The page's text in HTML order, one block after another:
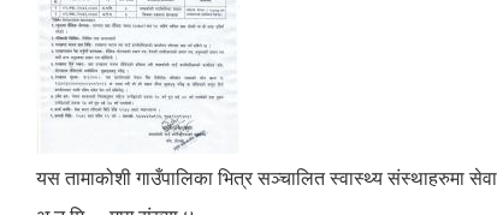
यस तामाकोशी गाउँपालिका भित्र सञ्चालित स्वास्थ्य संस्थाहरुमा